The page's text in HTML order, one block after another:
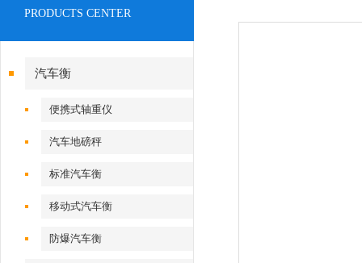
PRODUCTS CENTER
汽车衡
便携式轴重仪
汽车地磅秤
标准汽车衡
移动式汽车衡
防爆汽车衡